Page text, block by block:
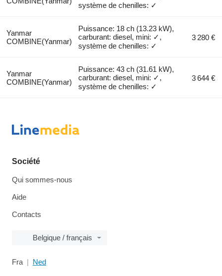
système de chenilles: ✓
Yanmar
COMBINE(Yanmar)
Puissance: 18 ch (13.23 kW),
carburant: diesel, mini: ✓,
système de chenilles: ✓
3 280 €
Yanmar
COMBINE(Yanmar)
Puissance: 43 ch (31.61 kW),
carburant: diesel, mini: ✓,
système de chenilles: ✓
3 644 €
Société
Qui sommes-nous
Aide
Contacts
Belgique / français
Fra Ned